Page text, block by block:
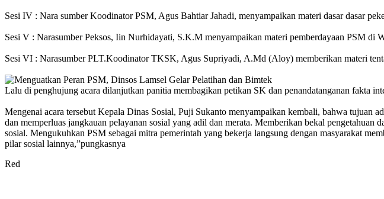
‎Sesi IV : Nara sumber Koodinator PSM, Agus Bahtiar Jahadi, menyampaikan materi dasar dasar
‎Sesi V : Narasumber Peksos, Iin Nurhidayati, S.K.M menyampaikan materi pemberdayaan PSM di
‎Sesi VI : Narasumber PLT.Koodinator TKSK, Agus Supriyadi, A.Md (Aloy) memberikan materi
‎Lalu di penghujung acara dilanjutkan panitia membagikan petikan SK dan penandatanganan fakta
‎Mengenai acara tersebut Kepala Dinas Sosial, Puji Sukanto menyampaikan kembali, bahwa tujuan
dan memperluas jangkauan pelayanan sosial yang adil dan merata. Memberikan bekal pengetahuan
sosial. Mengukuhkan PSM sebagai mitra pemerintah yang bekerja langsung dengan masyarakat
pilar sosial lainnya,”pungkasnya
Red